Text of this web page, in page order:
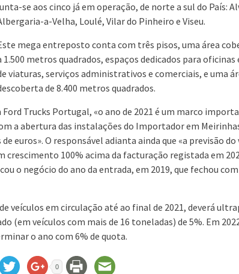
se aos cinco já em operação, de norte a sul do País:
a-Velha, Loulé, Vilar do Pinheiro e Viseu.
mega entreposto conta com três pisos, uma área
1.500 metros quadrados, espaços dedicados para oficinas
viaturas, serviços administrativos e comerciais, e uma
de 8.400 metros quadrados.
Trucks Portugal, «o ano de 2021 é um marco
a abertura das instalações do Importador em
euros». O responsável adianta ainda que «a previsão do
crescimento 100% acima da facturação registada em
o negócio do ano da entrada, em 2019, que fechou
veículos em circulação até ao final de 2021, deverá
(em veículos com mais de 16 toneladas) de 5%. Em
o ano com 6% de quota.
0